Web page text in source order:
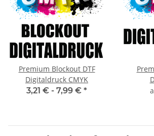
Premium Blockout DTF
Digitaldruck CMYK
3,21 € - 7,99 € *